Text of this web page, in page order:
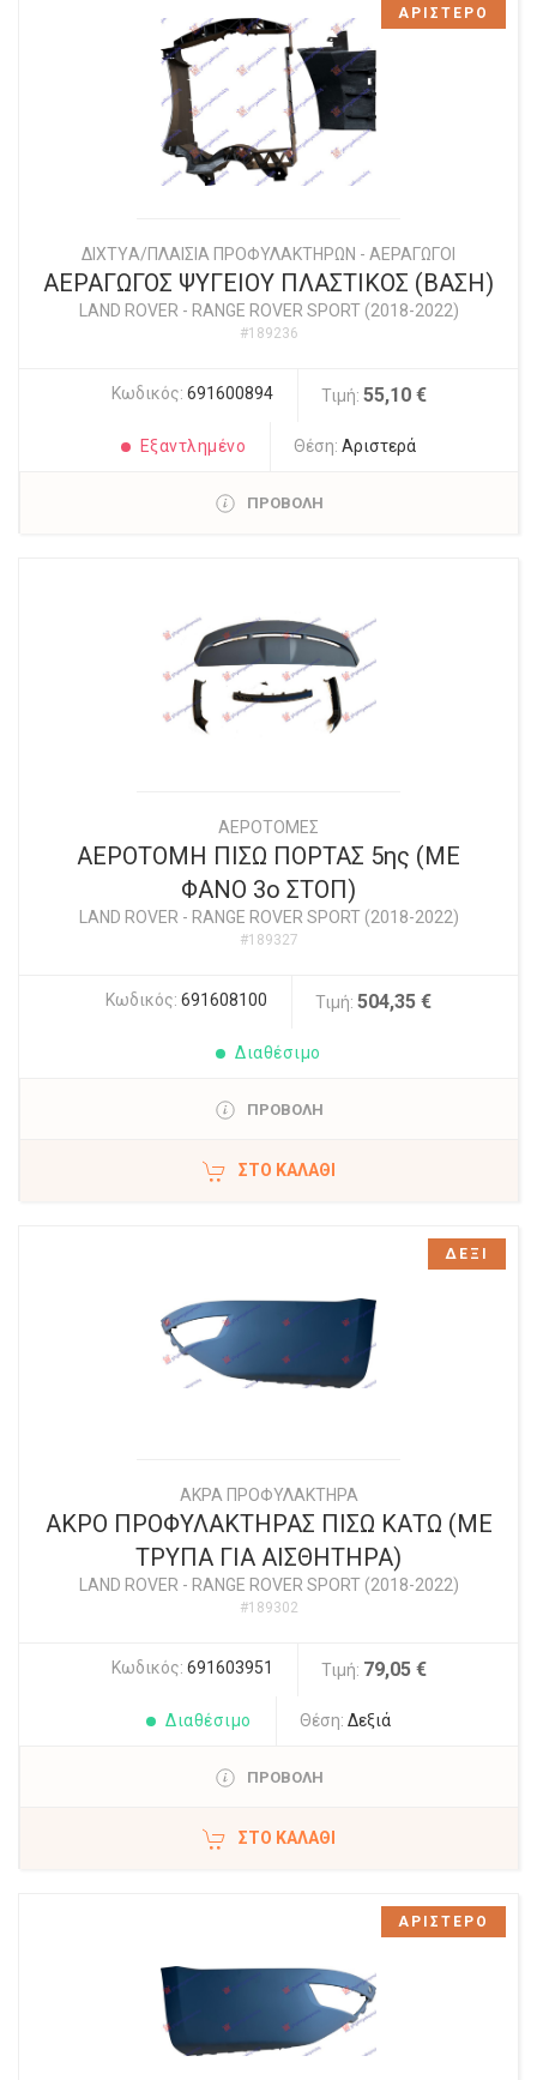
ΔΙΧΤYΑ/ΠΛΑΙΣΙΑ ΠΡΟΦΥΛΑΚΤΗΡΩΝ - ΑΕΡΑΓΩΓΟΙ
ΑΕΡΑΓΩΓΟΣ ΨΥΓΕΙΟΥ ΠΛΑΣΤΙΚΟΣ (ΒΑΣΗ)
LAND ROVER - RANGE ROVER SPORT (2018-2022)
#189236
Κωδικός: 691600894 Τιμή: 55,10 €
Εξαντλημένο Θέση:Αριστερά
ΠΡΟΒΟΛΗ
ΑΡΙΣΤΕΡΟ
ΑΕΡΟΤΟΜΕΣ
ΑΕΡΟΤΟΜΗ ΠΙΣΩ ΠΟΡΤΑΣ 5ης (ΜΕ
ΦΑΝΟ 3ο ΣΤΟΠ)
LAND ROVER - RANGE ROVER SPORT (2018-2022)
#189327
Κωδικός: 691608100 Τιμή: 504,35 €
Διαθέσιμο
ΠΡΟΒΟΛΗ
ΣΤΟ ΚΑΛΆΘΙ
ΑΚΡΑ ΠΡΟΦΥΛΑΚΤΗΡΑ
ΑΚΡΟ ΠΡΟΦΥΛΑΚΤΗΡΑΣ ΠΙΣΩ ΚΑΤΩ (ΜΕ
ΤΡΥΠΑ ΓΙΑ ΑΙΣΘΗΤΗΡΑ)
LAND ROVER - RANGE ROVER SPORT (2018-2022)
#189302
Κωδικός: 691603951 Τιμή: 79,05 €
Διαθέσιμο Θέση: Δεξιά
ΠΡΟΒΟΛΗ
ΣΤΟ ΚΑΛΆΘΙ
ΔΕΞΙ
ΑΡΙΣΤΕΡΟ